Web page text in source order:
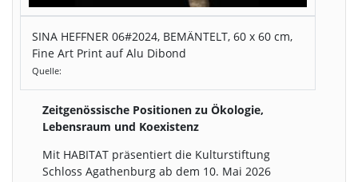
SINA HEFFNER 06#2024, BEMÄNTELT, 60 x 60 cm,
Fine Art Print auf Alu Dibond
Quelle:
Zeitgenössische Positionen zu Ökologie,
Lebensraum und Koexistenz
Mit HABITAT präsentiert die Kulturstiftung
Schloss Agathenburg ab dem 10. Mai 2026